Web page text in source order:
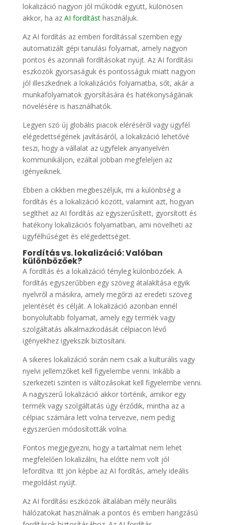
lokalizáció nagyon jól működik együtt, különösen
akkor, ha az AI fordításthasználjuk.
Az AI fordítás az emberi fordítással szemben egy
automatizált gépi tanulási folyamat, amely nagyon
pontos és azonnali fordításokat nyújt. Az AI fordítási
eszközök gyorsaságuk és pontosságuk miatt nagyon
jól illeszkednek a lokalizációs folyamatba, sőt, akár a
munkafolyamatok gyorsítására és hatékonyságának
növelésére is használhatók.
Legyen szó új globális piacok eléréséről vagy ügyfél
elégedettségének javításáról, a lokalizáció lehetővé
teszi, hogy a vállalat az ügyfelek anyanyelvén
kommunikáljon, ezáltal jobban megfeleljen az
igényeiknek.
Ebben a cikkben megbeszéljük, mi a különbség a
fordítás és a lokalizáció között, valamint azt, hogyan
segíthet az AI fordítás az egyszerűsített, gyorsított és
hatékony lokalizációs folyamatban, ami növelheti az
ügyfélhűséget és elégedettséget.
Fordítás vs. lokalizáció: Valóban
különbözőek?
A fordítás és a lokalizáció tényleg különbözőek. A
fordítás egyszerűbben egy szöveg átalakítása egyik
nyelvről a másikra, amely megőrzi az eredeti szöveg
jelentését és célját. A lokalizáció azonban ennél
bonyolultabb folyamat, amely egy termék vagy
szolgáltatás alkalmazkodását célpiacon lévő
igényekhez igyekszik biztosítani.
A sikeres lokalizáció során nem csak a kulturális vagy
nyelvi jellemzőket kell figyelembe venni. Inkább a
szerkezeti szinten is változásokat kell figyelembe venni.
A nagyszerű lokalizáció akkor történik, amikor egy
termék vagy szolgáltatás úgy érződik, mintha az a
célpiac számára lett volna tervezve, nem pedig
egyszerűen módosították volna.
Fontos megjegyezni, hogy a tartalmat nem lehet
megfelelően lokalizálni, ha előtte nem volt jól
lefordítva. Itt jön képbe az AI fordítás, amely ideális
megoldást nyújt.
Az AI fordítási eszközök általában mély neurális
hálózatokat használnak a pontos és emberi hangzású